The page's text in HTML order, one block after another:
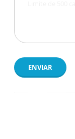
ENVIAR